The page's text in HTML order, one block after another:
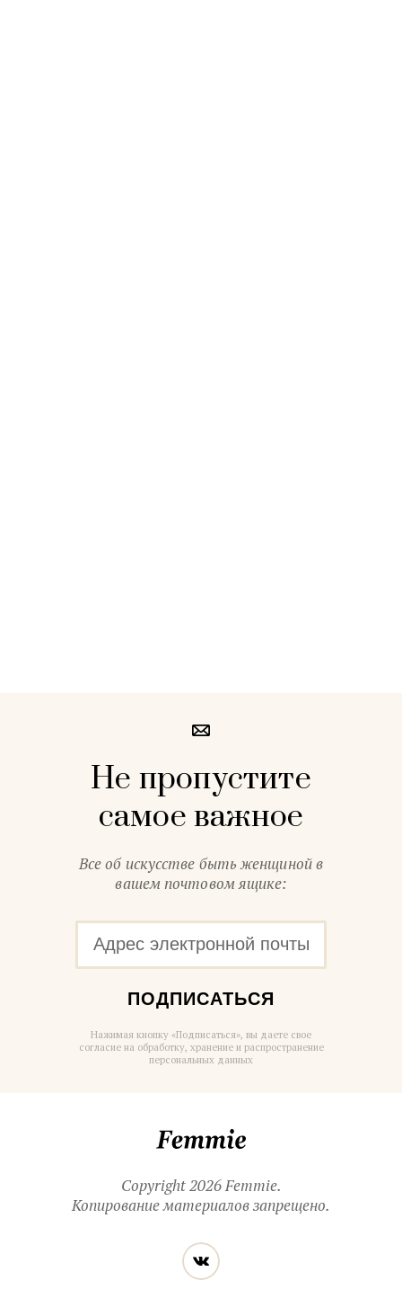
Не пропустите
самое важное
Все об искусстве быть женщиной в
вашем почтовом ящике:
ПОДПИСАТЬСЯ
Нажимая кнопку «Подписаться», вы даете свое
согласие на обработку, хранение и распространение
персональных данных
Copyright 2026 Femmie.
Копирование материалов запрещено.
Читайте
нас
в социальных